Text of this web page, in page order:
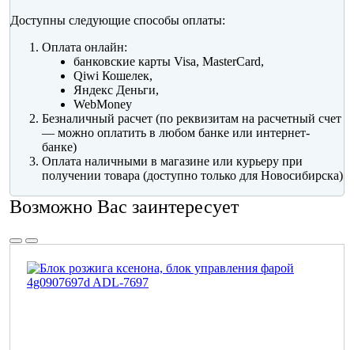
Доступны следующие способы оплаты:
Оплата онлайн:
банковские карты Visa, MasterCard,
Qiwi Кошелек,
Яндекс Деньги,
WebMoney
Безналичный расчет (по реквизитам на расчетный счет
— можно оплатить в любом банке или интернет-
банке)
Оплата наличными в магазине или курьеру при
получении товара (доступно только для Новосибирска)
Возможно Вас заинтересует